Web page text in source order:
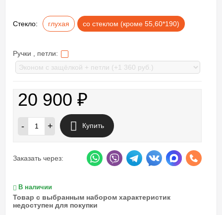
Стекло: глухая со стеклом (кроме 55,60*190)
Ручки , петли:
20 900 ₽
- + Купить
Заказать через:
В наличии
Товар с выбранным набором характеристик
недоступен для покупки